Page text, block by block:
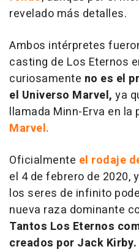
revelado más detalles.
Ambos intérpretes
casting de Los Eternos
curiosamente no es el
el Universo Marvel, ya
llamada Minn-Erva en la
Marvel.
Oficialmente el rodaje
el 4 de febrero de 2020,
los seres de infinito
nueva raza dominante
Tantos Los Eternos
creados por Jack Kirby.